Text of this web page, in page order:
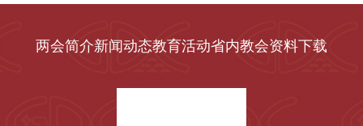
两会简介新闻动态教育活动省内教会资料下载